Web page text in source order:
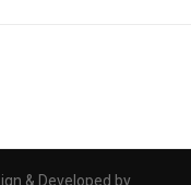
& Developed by